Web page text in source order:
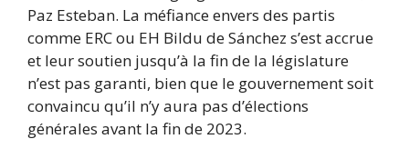
Paz Esteban. La méfiance envers des partis
comme ERC ou EH Bildu de Sánchez s’est accrue
et leur soutien jusqu’à la fin de la législature
n’est pas garanti, bien que le gouvernement soit
convaincu qu’il n’y aura pas d’élections
générales avant la fin de 2023.